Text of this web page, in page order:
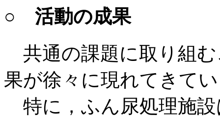
○ 活動の成果
共通の課題に取り組
果が徐々に現れてきて
特に，ふん尿処理施